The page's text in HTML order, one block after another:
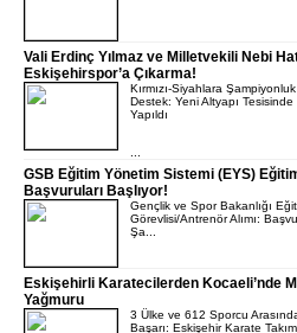
Vali Erdinç Yılmaz ve Milletvekili Nebi
Eskişehirspor’a Çıkarma!
Kırmızı-Siyahlara
Destek: Yeni Altyapı Tesisinde
Yapıldı
GSB Eğitim Yönetim Sistemi (EYS)
Başvuruları Başlıyor!
Gençlik ve Spor Bakanlığı
Görevlisi/Antrenör Alımı:
Şa...
Eskişehirli Karatecilerden Kocaeli’nde
Yağmuru
3 Ülke ve 612 Sporcu
Başarı: Eskişehir Karate